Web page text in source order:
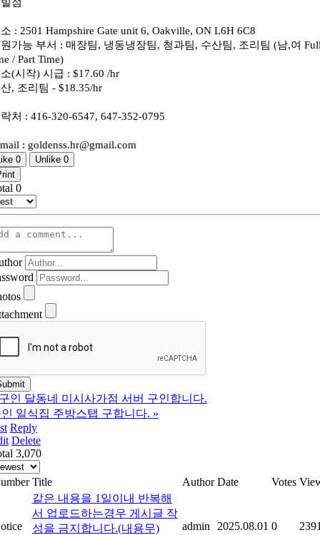
: 2501 Hampshire Gate unit 6, Oakville, ON L6H 6C8
가능 부서 : 매장팀, 냉동냉장팀, 청과팀, 수산팀, 조리팀 (남,여
/ Part Time)
(시작) 시급 : $17.60 /hr
, 조리팀 - $18.35/hr
처 : 416-320-6547, 647-352-0795
: goldenss.hr@gmail.com
0 Unlike 0
0
인 달동네 미시사가점 서버 구인합니다.
일식집 주방스탭 구합니다. »
Reply
Delete
3,070
Title Author Date Votes
같은 내용을 1일이내 반복해
서 업로드하는경우 게시글 작
성을 금지합니다.(내용무)
admin 2025.08.01 0